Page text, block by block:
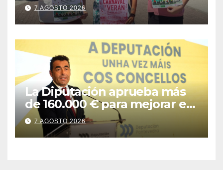
Banda do Río
7 AGOSTO 2026
La Diputación aprueba más
de 160.000 € para mejorar el
camino das Meáns de Bueu
7 AGOSTO 2026